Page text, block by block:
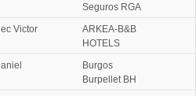
Seguros RGA
Victor
ARKEA-B&B
HOTELS
Burgos
Burpellet BH